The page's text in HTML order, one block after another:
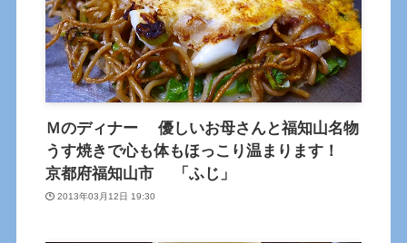
Ｍのディナー 優しいお母さんと福知山名物
うす焼きで心も体もほっこり温まります！
京都府福知山市 「ふじ」
2013年03月12日 19:30